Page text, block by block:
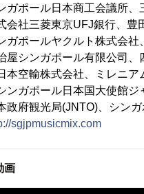
ール日本商工会議所、三
京UFJ銀行、豊田通
クルト株式会社、キ
ポール有限公司、四
会社、ミレニアム
ポール日本国大使館ジャ
局(JNTO)、シンガポ
sgjpmusicmix.com
画